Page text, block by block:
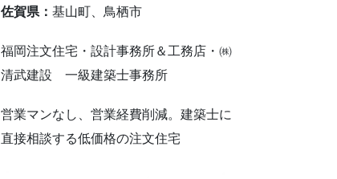
佐賀県：基山町、鳥栖市
福岡注文住宅・設計事務所＆工務店・㈱
清武建設 一級建築士事務所
営業マンなし、営業経費削減。建築士に
直接相談する低価格の注文住宅